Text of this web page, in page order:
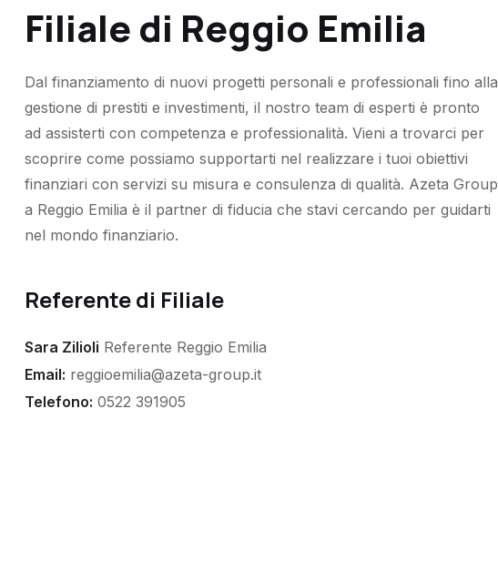
Filiale di Reggio Emilia
Dal finanziamento di nuovi progetti personali e professionali fino alla
gestione di prestiti e investimenti, il nostro team di esperti è pronto
ad assisterti con competenza e professionalità. Vieni a trovarci per
scoprire come possiamo supportarti nel realizzare i tuoi obiettivi
finanziari con servizi su misura e consulenza di qualità. Azeta Group
a Reggio Emilia è il partner di fiducia che stavi cercando per guidarti
nel mondo finanziario.
Referente di Filiale
Sara Zilioli Referente Reggio Emilia
Email: reggioemilia@azeta-group.it
Telefono: 0522 391905